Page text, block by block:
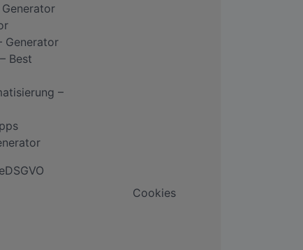
Generator
Best
–
DSGVO
Cookies